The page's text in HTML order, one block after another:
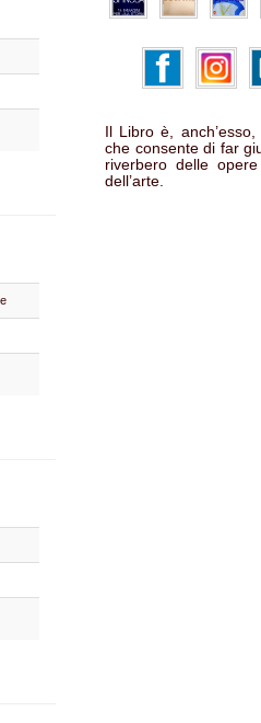
Il Libro è,
che consente di far
riverbero delle
dell’arte.